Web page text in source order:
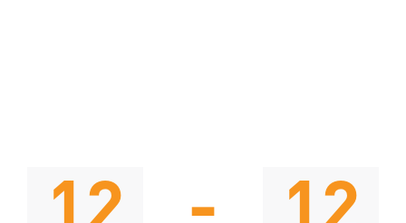
12 - 12